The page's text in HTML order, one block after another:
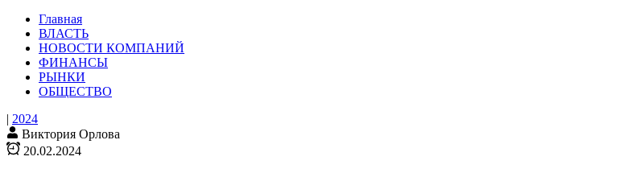
Главная
ВЛАСТЬ
НОВОСТИ КОМПАНИЙ
ФИНАНСЫ
РЫНКИ
ОБЩЕСТВО
| 2024
Виктория Орлова
20.02.2024